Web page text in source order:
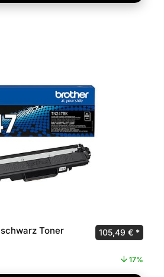
brother TN-247BK schwarz Toner Ursprünglicher
105,49 €
17%